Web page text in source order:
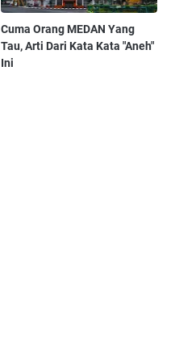
Cuma Orang MEDAN Yang
Tau, Arti Dari Kata Kata "Aneh"
Ini